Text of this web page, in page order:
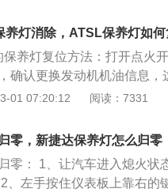
息。 2.按下驾驶员信息中心
“尽快更换发动机机油”信息
如果“尽快更换发动机机油
未被重置，应重复上述流程
显示。只有到下一次更换机
养灯消除，ATSL保养灯如何
保养灯复位方法：打开点火
确认更换发动机机油信息，
按钮，接通系统。PWR/
。转动显示器右下方的
)点亮显示，按一下旋钮选
寿命）时，按下显示器右
100%，机油寿命指示器即
01 07:20:12 阅读：7331
零，新捷达保养灯怎么归零
零： 1、让汽车进入熄火状
2、左手按住仪表板上靠右的